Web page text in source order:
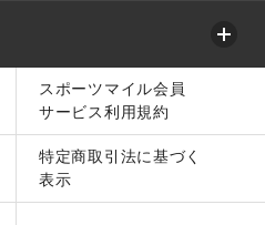
スポーツマイル会員
サービス利用規約
特定商取引法に基づく
表示